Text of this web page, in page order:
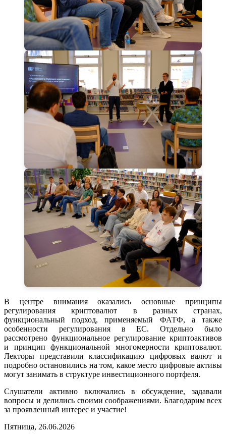
В центре внимания оказались основные принципы
регулирования криптовалют в разных странах,
функциональный подход, применяемый ФАТФ, а также
особенности регулирования в ЕС. Отдельно было
рассмотрено функциональное регулирование криптоактивов
и принцип функциональной многомерности криптовалют.
Лекторы представили классификацию цифровых валют и
подробно остановились на том, какое место цифровые активы
могут занимать в структуре инвестиционного портфеля.
Слушатели активно включались в обсуждение, задавали
вопросы и делились своими соображениями. Благодарим всех
за проявленный интерес и участие!
Пятница, 26.06.2026